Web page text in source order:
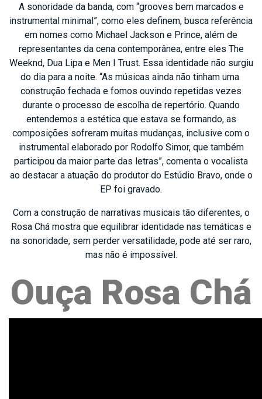
A sonoridade da banda, com “grooves bem marcados e
instrumental minimal”, como eles definem, busca referência
em nomes como Michael Jackson e Prince, além de
representantes da cena contemporânea, entre eles The
Weeknd, Dua Lipa e Men I Trust. Essa identidade não surgiu
do dia para a noite. “As músicas ainda não tinham uma
construção fechada e fomos ouvindo repetidas vezes
durante o processo de escolha de repertório. Quando
entendemos a estética que estava se formando, as
composições sofreram muitas mudanças, inclusive com o
instrumental elaborado por Rodolfo Simor, que também
participou da maior parte das letras”, comenta o vocalista
ao destacar a atuação do produtor do Estúdio Bravo, onde o
EP foi gravado.
Com a construção de narrativas musicais tão diferentes, o
Rosa Chá mostra que equilibrar identidade nas temáticas e
na sonoridade, sem perder versatilidade, pode até ser raro,
mas não é impossível.
Ouça Rosa Chá